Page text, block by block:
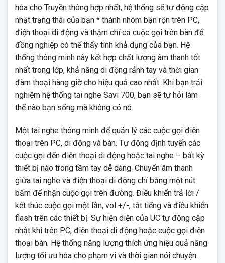
hóa cho Truyền thông hợp nhất, hệ thống sẽ tự động cập
nhật trạng thái của bạn * thành nhóm bận rộn trên PC,
điện thoại di động và thậm chí cả cuộc gọi trên bàn để
đồng nghiệp có thể thấy tính khả dụng của bạn. Hệ
thống thông minh này kết hợp chất lượng âm thanh tốt
nhất trong lớp, khả năng di động rảnh tay và thời gian
đàm thoại hàng giờ cho hiệu quả cao nhất. Khi bạn trải
nghiệm hệ thống tai nghe Savi 700, bạn sẽ tự hỏi làm
thế nào bạn sống mà không có nó.
Một tai nghe thông minh để quản lý các cuộc gọi điện
thoại trên PC, di động và bàn. Tự động định tuyến các
cuộc gọi đến điện thoại di động hoặc tai nghe – bất kỳ
thiết bị nào trong tầm tay dễ dàng. Chuyển âm thanh
giữa tai nghe và điện thoại di động chỉ bằng một nút
bấm để nhận cuộc gọi trên đường. Điều khiển trả lời /
kết thúc cuộc gọi một lần, vol +/-, tắt tiếng và điều khiển
flash trên các thiết bị. Sự hiện diện của UC tự động cập
nhật khi trên PC, điện thoại di động hoặc cuộc gọi điện
thoại bàn. Hệ thống năng lượng thích ứng hiệu quả năng
lượng tối ưu hóa cho phạm vi và thời gian nói chuyện.